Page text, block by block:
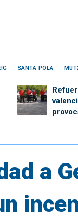
SANTA POLA
a